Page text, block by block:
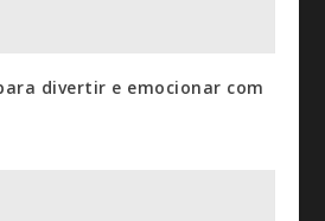
divertir e emocionar com